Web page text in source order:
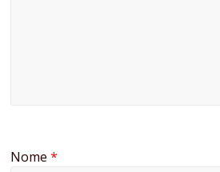
Nome*